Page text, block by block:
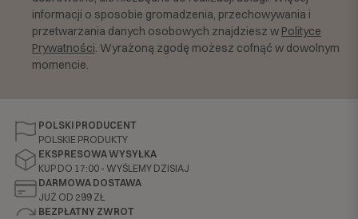
informacji o sposobie gromadzenia, przechowywania i
przetwarzania danych osobowych znajdziesz w Polityce
Prywatności. Wyrażoną zgodę możesz cofnąć w dowolnym
momencie.
POLSKI PRODUCENT
POLSKIE PRODUKTY
EKSPRESOWA WYSYŁKA
KUP DO 17:00 - WYŚLEMY DZISIAJ
DARMOWA DOSTAWA
JUŻ OD 299 ZŁ
BEZPŁATNY ZWROT